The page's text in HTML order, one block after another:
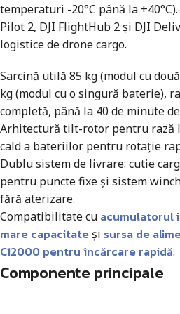
temperaturi -20°C până la
Pilot 2, DJI FlightHub 2 și DJI
logistice de drone cargo.
Sarcină utilă 85 kg (modul cu
kg (modul cu o singură baterie),
completă, până la 40 de minute
Arhitectură tilt-rotor pentru rază
cald a bateriilor pentru rotație
Dublu sistem de livrare: cutie
pentru puncte fixe și sistem
fără aterizare.
Compatibilitate cu acumulatorul
mare capacitateși sursa de
C12000 pentru încărcare rapidă.
Componente principale